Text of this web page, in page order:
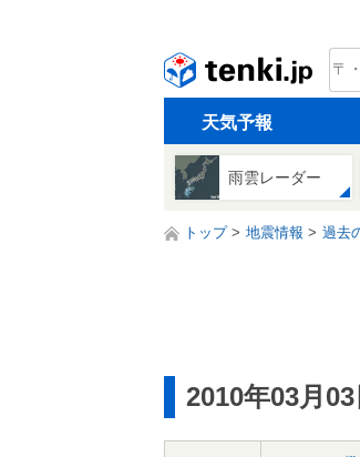
天気予報
雨雲レーダー
トップ 地震情報 過去
2010年03月